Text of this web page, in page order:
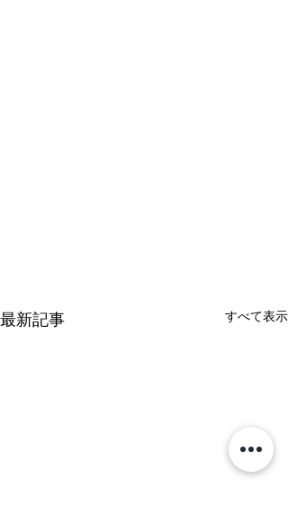
最新記事 すべて表示